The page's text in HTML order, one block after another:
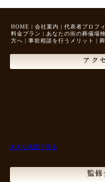
HOME | 会社案内 | 代表者プロフ
料金プラン | あなたの街の葬儀場
方へ | 事前相談を行うメリット |
アク
大きな地図で見る
監修